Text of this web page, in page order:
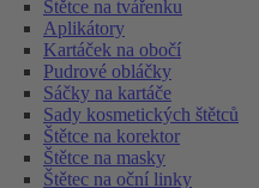
Štětce na tvářenku
Aplikátory
Kartáček na obočí
Pudrové obláčky
Sáčky na kartáče
Sady kosmetických štětců
Štětce na korektor
Štětce na masky
Štětec na oční linky